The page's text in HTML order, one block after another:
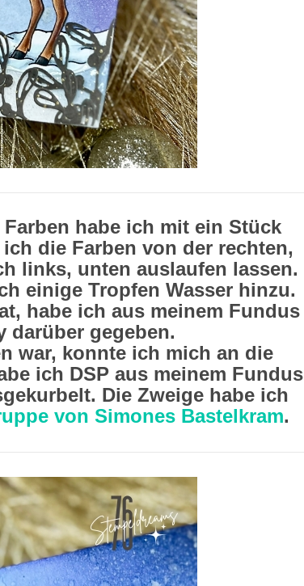
Farben habe ich mit ein Stück
die Farben von der rechten,
links, unten auslaufen lassen.
einige Tropfen Wasser hinzu.
habe ich aus meinem Fundus
darüber gegeben.
war, konnte ich mich an die
ich DSP aus meinem Fundus
Die Zweige habe ich
von Simones Bastelkram.